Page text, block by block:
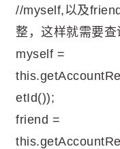
//myself,以及
整，这样就需要查
myself =
etId());
friend =